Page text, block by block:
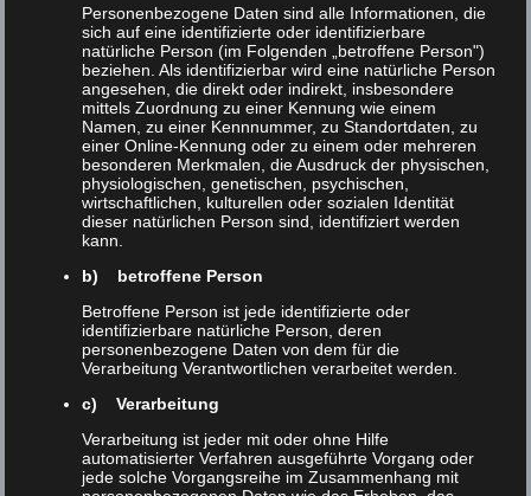
M D M D F S
S
1
2 3
4
5
6 7 8 9 10
11
12
13 14 15 16 17
18
19
20 21 22 23 24
25
26
27 28 29 30 31
November 2026
1
2
3 4 5 6 7
8
16
23 24 25 26 27 28
29
30
Personenbezogene Daten sind alle Informationen, die
sich auf eine identifizierte oder identifizierbare
natürliche Person (im Folgenden „betroffene Person")
beziehen. Als identifizierbar wird eine natürliche Person
angesehen, die direkt oder indirekt, insbesondere
mittels Zuordnung zu einer Kennung wie einem
Namen, zu einer Kennnummer, zu Standortdaten, zu
einer Online-Kennung oder zu einem oder mehreren
besonderen Merkmalen, die Ausdruck der physischen,
physiologischen, genetischen, psychischen,
wirtschaftlichen, kulturellen oder sozialen Identität
dieser natürlichen Person sind, identifiziert werden
kann.
b) betroffene Person
Betroffene Person ist jede identifizierte oder
identifizierbare natürliche Person, deren
personenbezogene Daten von dem für die
Verarbeitung Verantwortlichen verarbeitet werden.
c) Verarbeitung
Verarbeitung ist jeder mit oder ohne Hilfe
automatisierter Verfahren ausgeführte Vorgang oder
jede solche Vorgangsreihe im Zusammenhang mit